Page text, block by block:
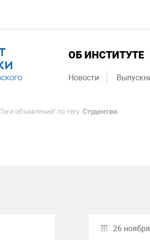
ОБ ИНСТИТУТЕ
Новости
объявлений" по тегу: Студентам
26